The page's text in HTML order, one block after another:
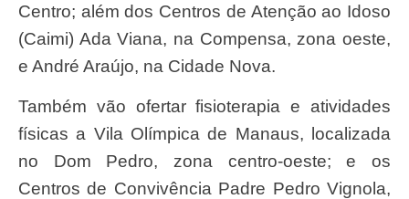
Centro; além dos Centros de Atenção ao Idoso
(Caimi) Ada Viana, na Compensa, zona oeste,
e André Araújo, na Cidade Nova.
Também vão ofertar fisioterapia e atividades
físicas a Vila Olímpica de Manaus, localizada
no Dom Pedro, zona centro-oeste; e os
Centros de Convivência Padre Pedro Vignola,